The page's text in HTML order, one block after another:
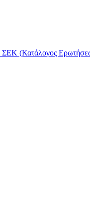
ΣΕΚ (Κατάλογος